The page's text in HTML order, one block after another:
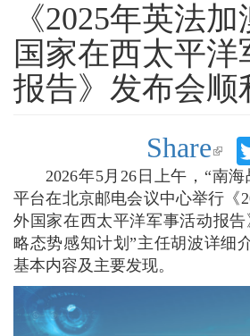
《2025年英法
国家在西太平洋
报告》发布会顺
Share
2026年5月26日上午，“南
平台在北京邮电会议中心举行《
外国家在西太平洋军事活动报
略态势感知计划”主任胡波详细
基本内容及主要发现。